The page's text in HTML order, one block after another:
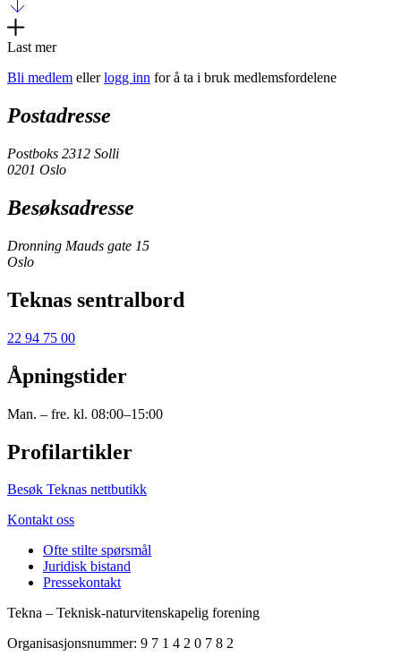
Last mer
Bli medlem ellerlogg inn for å ta i bruk medlemsfordelene
Postadresse
Postboks 2312 Solli
0201 Oslo
Besøksadresse
Dronning Mauds gate 15
Oslo
Teknas sentralbord
22 94 75 00
Åpningstider
Man. – fre. kl. 08:00–15:00
Profilartikler
Besøk Teknas nettbutikk
Kontakt oss
Ofte stilte spørsmål
Juridisk bistand
Pressekontakt
Tekna – Teknisk-naturvitenskapelig forening
Organisasjonsnummer: 9 7 1 4 2 0 7 8 2